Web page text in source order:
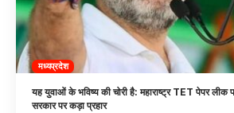
मध्यप्रदेश
यह युवाओं के भविष्य की चोरी है: महाराष्ट्र TET पेपर लीक
सरकार पर कड़ा प्रहार